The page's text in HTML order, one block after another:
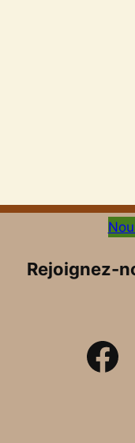
Rejoignez-
Facebook